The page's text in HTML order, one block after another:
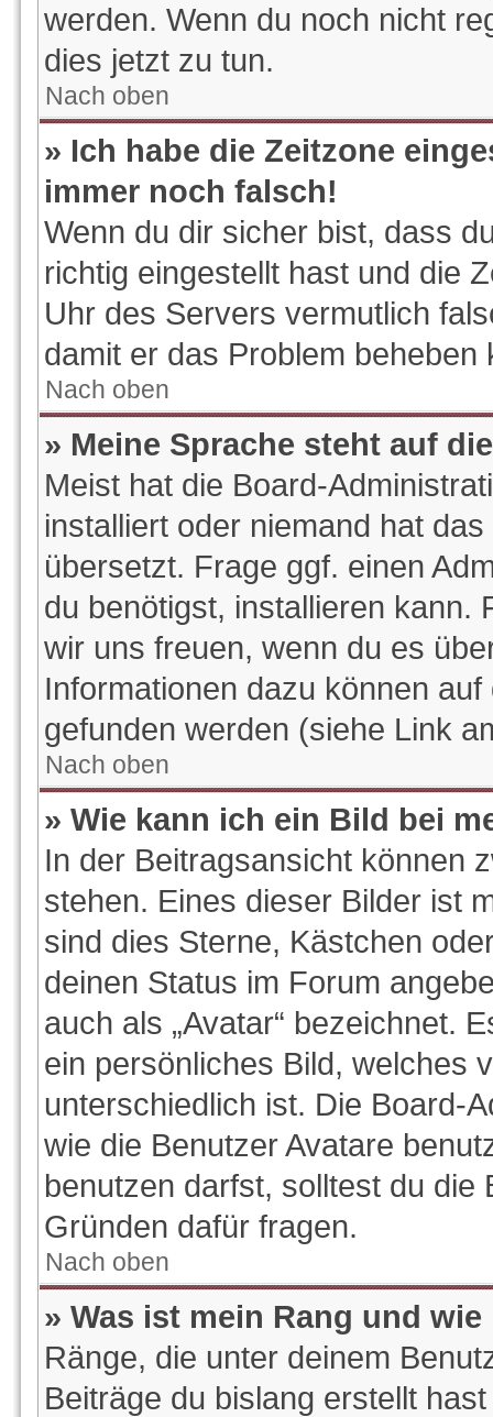
werden. Wenn du noch nicht
dies jetzt zu tun.
Nach oben
» Ich habe die Zeitzone
immer noch falsch!
Wenn du dir sicher bist, dass
richtig eingestellt hast und die
Uhr des Servers vermutlich
damit er das Problem beheben
Nach oben
» Meine Sprache steht auf
Meist hat die Board-
installiert oder niemand hat
übersetzt. Frage ggf. einen
du benötigst, installieren kann.
wir uns freuen, wenn du es
Informationen dazu können
gefunden werden (siehe Link
Nach oben
» Wie kann ich ein Bild bei
In der Beitragsansicht können
stehen. Eines dieser Bilder ist
sind dies Sterne, Kästchen
deinen Status im Forum
auch als „Avatar“ bezeichnet.
ein persönliches Bild, welches
unterschiedlich ist. Die Board-
wie die Benutzer Avatare
benutzen darfst, solltest du die
Gründen dafür fragen.
Nach oben
» Was ist mein Rang und
Ränge, die unter deinem
Beiträge du bislang erstellt